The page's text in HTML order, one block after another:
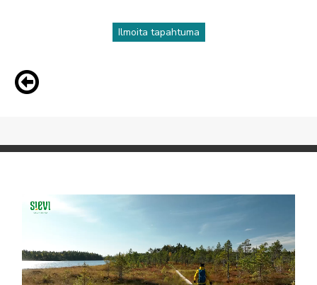
Ilmoita tapahtuma